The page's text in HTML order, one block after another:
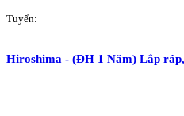
Tuyển:
Hiroshima - (ĐH 1 Năm) Lắp